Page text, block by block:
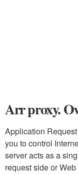
Arr proxy.
Application
you to control
server acts as a
request side or